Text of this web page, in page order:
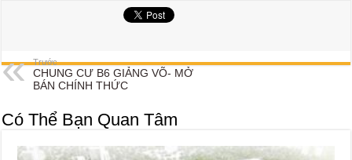
Trước
CHUNG CƯ B6 GIẢNG VÕ- MỞ
BÁN CHÍNH THỨC
Có Thể Bạn Quan Tâm